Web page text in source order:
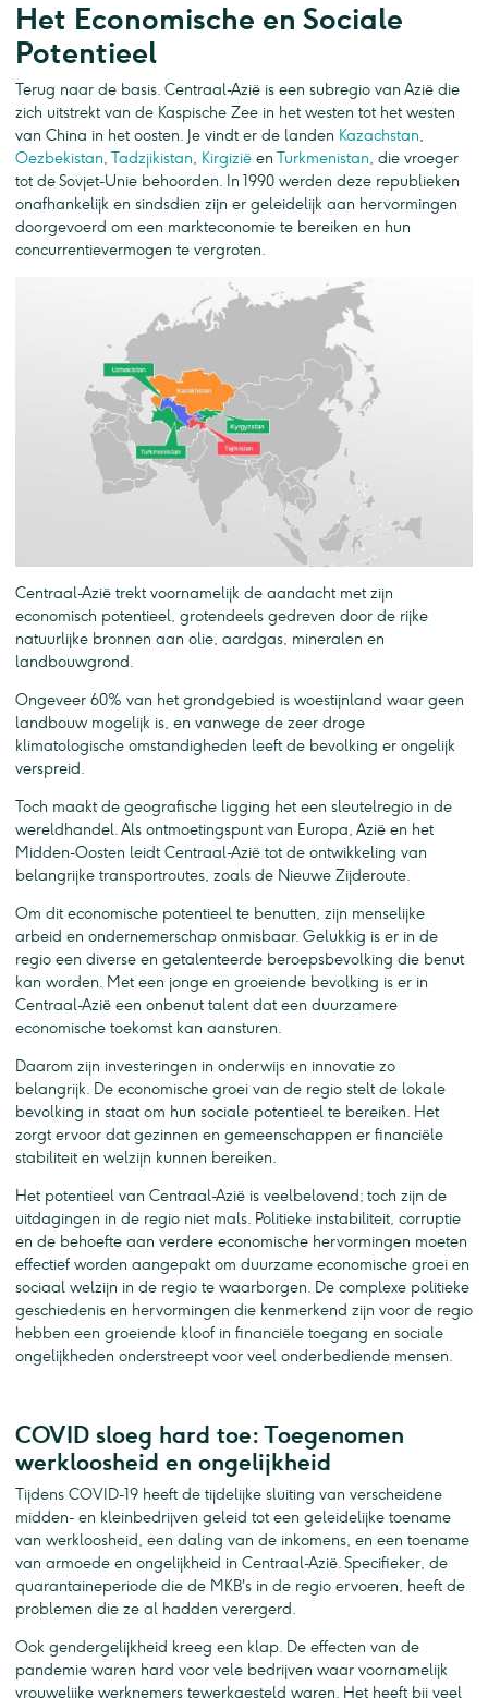
Het Economische en Sociale
Potentieel
Terug naar de basis. Centraal-Azië is een subregio van Azië die
zich uitstrekt van de Kaspische Zee in het westen tot het westen
van China in het oosten. Je vindt er de landen Kazachstan,
Oezbekistan, Tadzjikistan, Kirgizië en Turkmenistan, die vroeger
tot de Sovjet-Unie behoorden. In 1990 werden deze republieken
onafhankelijk en sindsdien zijn er geleidelijk aan hervormingen
doorgevoerd om een markteconomie te bereiken en hun
concurrentievermogen te vergroten.
Centraal-Azië trekt voornamelijk de aandacht met zijn
economisch potentieel, grotendeels gedreven door de rijke
natuurlijke bronnen aan olie, aardgas, mineralen en
landbouwgrond.
Ongeveer 60% van het grondgebied is woestijnland waar geen
landbouw mogelijk is, en vanwege de zeer droge
klimatologische omstandigheden leeft de bevolking er ongelijk
verspreid.
Toch maakt de geografische ligging het een sleutelregio in de
wereldhandel. Als ontmoetingspunt van Europa, Azië en het
Midden-Oosten leidt Centraal-Azië tot de ontwikkeling van
belangrijke transportroutes, zoals de Nieuwe Zijderoute.
Om dit economische potentieel te benutten, zijn menselijke
arbeid en ondernemerschap onmisbaar. Gelukkig is er in de
regio een diverse en getalenteerde beroepsbevolking die benut
kan worden. Met een jonge en groeiende bevolking is er in
Centraal-Azië een onbenut talent dat een duurzamere
economische toekomst kan aansturen.
Daarom zijn investeringen in onderwijs en innovatie zo
belangrijk. De economische groei van de regio stelt de lokale
bevolking in staat om hun sociale potentieel te bereiken. Het
zorgt ervoor dat gezinnen en gemeenschappen er financiële
stabiliteit en welzijn kunnen bereiken.
Het potentieel van Centraal-Azië is veelbelovend; toch zijn de
uitdagingen in de regio niet mals. Politieke instabiliteit, corruptie
en de behoefte aan verdere economische hervormingen moeten
effectief worden aangepakt om duurzame economische groei en
sociaal welzijn in de regio te waarborgen. De complexe politieke
geschiedenis en hervormingen die kenmerkend zijn voor de regio
hebben een groeiende kloof in financiële toegang en sociale
ongelijkheden onderstreept voor veel onderbediende mensen.
COVID sloeg hard toe: Toegenomen
werkloosheid en ongelijkheid
Tijdens COVID-19 heeft de tijdelijke sluiting van verscheidene
midden- en kleinbedrijven geleid tot een geleidelijke toename
van werkloosheid, een daling van de inkomens, en een toename
van armoede en ongelijkheid in Centraal-Azië. Specifieker, de
quarantaineperiode die de MKB's in de regio ervoeren, heeft de
problemen die ze al hadden verergerd.
Ook gendergelijkheid kreeg een klap. De effecten van de
pandemie waren hard voor vele bedrijven waar voornamelijk
vrouwelijke werknemers tewerkgesteld waren. Het heeft bij veel